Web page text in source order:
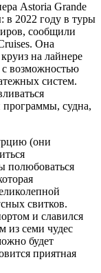
Astoria Grande
в 2022 году в туры
сообщили
Она
на лайнере
с возможностью
систем.
программы, судна,
(они
полюбоваться
свитков.
и славился
из семи чудес
будет
приятная